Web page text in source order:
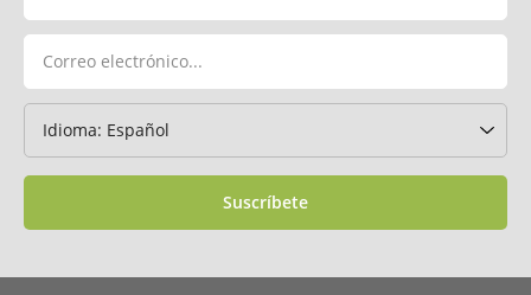
Suscríbete